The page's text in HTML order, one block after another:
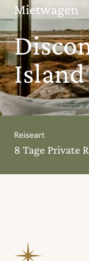
Mietwagen
Island
Reiseart
8 Tage Private